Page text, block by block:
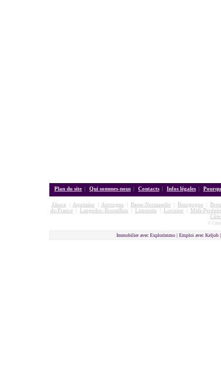
Plan du site | Qui sommes-nous | Contacts | Infos légales |
Alsace Aquitaine Auvergne Basse-Normandie Bourgogne
de-France| Langedoc-Roussillon Limousin Lorraine|
Midi-
©
Immobilier avec Explorimmo | Emploi avec Keljob